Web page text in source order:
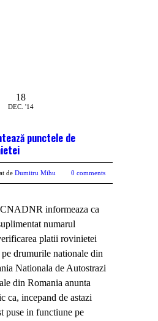
18
DEC. '14
punctele de
de Dumitru Mihu 0 comments
informeaza ca
numarul
platii rovinietei
drumurile nationale din
Nationala de Autostrazi
din Romania anunta
ca, incepand de astazi
puse in functiune pe